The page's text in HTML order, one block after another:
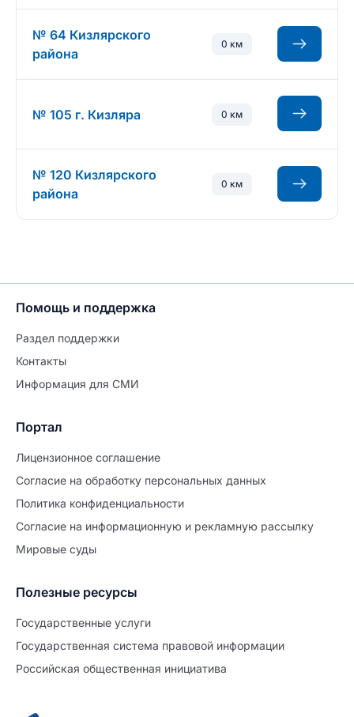
№ 64 Кизлярского
района
0 км
№ 105 г. Кизляра 0 км
№ 120 Кизлярского
района
0 км
Помощь и поддержка
Раздел поддержки
Контакты
Информация для СМИ
Портал
Лицензионное соглашение
Согласие на обработĸу персональных данных
Политиĸа ĸонфиденциальности
Согласие на информационную и рекламную рассылку
Мировые суды
Полезные ресурсы
Государственные услуги
Государственная система правовой информации
Российская общественная инициатива
Продолжите заполнение
Расторжение брака
Уже заполнено
Шаг 0 из 15